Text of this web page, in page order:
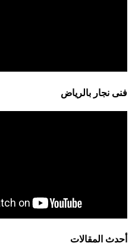
فنى نجار بالرياض
أحدث المقالات